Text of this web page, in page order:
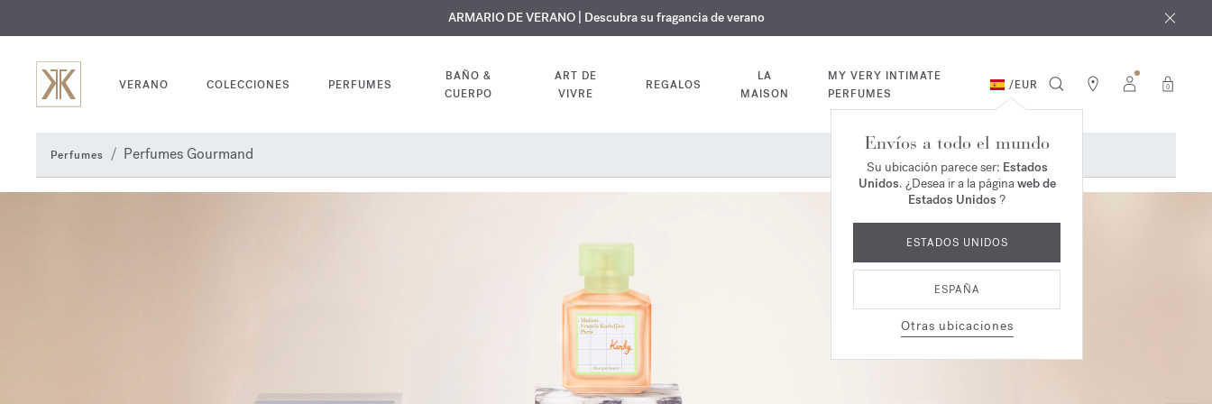
EXCLUSIVO | Descubra la nueva fragancia OUDvelvet mooden su pedido*
GRABADO GRATUITO | En todas las fragancias y aceites corporales hasta el 9 de agosto
ARMARIO DE VERANO | Descubra su fragancia de verano
VERANO COLECCIONES PERFUMES
BAÑO &
CUERPO
ART DE
VIVRE
REGALOS
LA
MAISON
MY VERY INTIMATE
PERFUMES
/EUR 0
Envíos a todo el mundo
Su ubicación parece ser: Estados
Unidos. ¿Desea ir a la páginaweb de
Estados Unidos ?
ESTADOS UNIDOS
ESPAÑA
Otras ubicaciones
Perfumes Perfumes Gourmand